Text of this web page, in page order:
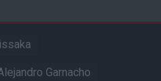
Garnacho